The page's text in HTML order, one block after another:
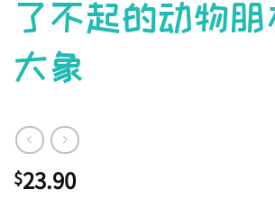
了不起的动物朋
大象
$23.90